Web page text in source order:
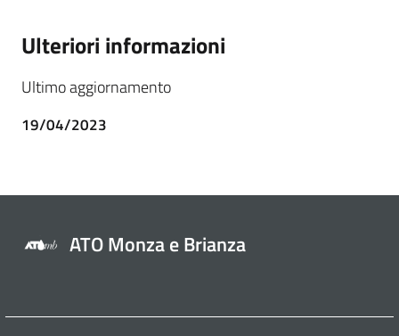
Ulteriori informazioni
Ultimo aggiornamento
19/04/2023
ATO Monza e Brianza